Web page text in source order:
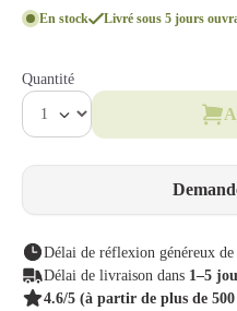
En stock Livré sous 5 jours
Quantité
Délai de réflexion généreux de
Délai de livraison dans 1–5
4.6/5 (à partir de plus de 500